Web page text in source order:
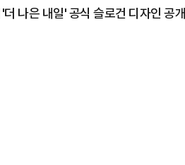
나은 내일' 공식 슬로건 디자인 공개